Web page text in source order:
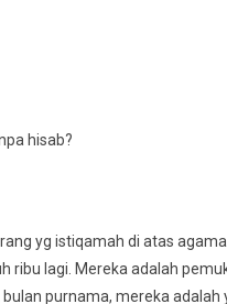
hisab?
ribu lagi. Mereka adalah
purnama, mereka adalah